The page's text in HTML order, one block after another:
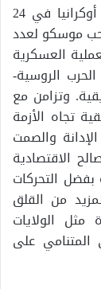
ومع اندلاع العملية العسكرية الروسية في أوكرانيا في 24
سحب موسكو لعدد
العسكرية
الروسية-
وتزامن مع
تجاه الأزمة
والصمت
الاقتصادية
التحركات
من القلق
مثل الولايات
على